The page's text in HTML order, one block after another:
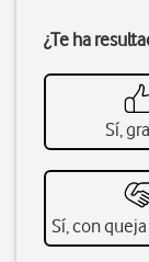
¿Te ha
Sí,
Sí, con